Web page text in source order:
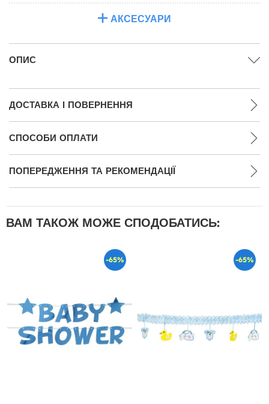
АКСЕСУАРИ
ОПИС
ДОСТАВКА І ПОВЕРНЕННЯ
СПОСОБИ ОПЛАТИ
ПОПЕРЕДЖЕННЯ ТА РЕКОМЕНДАЦІЇ
ВАМ ТАКОЖ МОЖЕ СПОДОБАТИСЬ:
-65% -65%